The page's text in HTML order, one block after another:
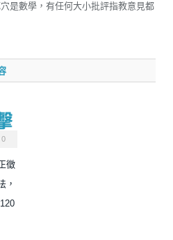
是數學，有任何大小批評指教意見都
0
徵
，